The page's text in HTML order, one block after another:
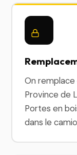
On
Province de
Portes en
dans le